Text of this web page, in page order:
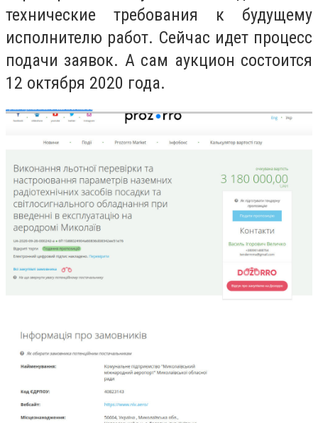
технические требования к будущему
исполнителю работ. Сейчас идет процесс
подачи заявок. А сам аукцион состоится
12 октября 2020 года.